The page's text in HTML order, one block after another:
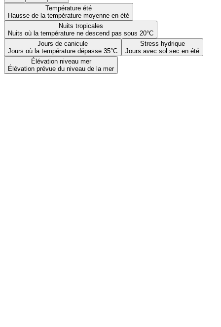
Température été
Hausse de la température moyenne en été
Nuits tropicales
Nuits où la température ne descend pas sous 20°C
Jours de canicule
Jours où la température dépasse 35°C
Stress hydrique
Jours avec sol sec en été
Élévation niveau mer
Élévation prévue du niveau de la mer